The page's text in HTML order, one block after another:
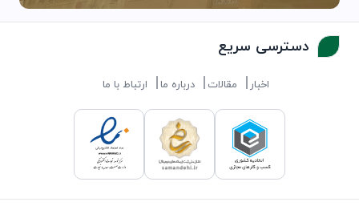
دسترسی سریع
اخبار مقالات درباره ما ارتباط با ما